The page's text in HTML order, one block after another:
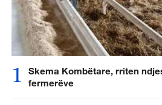
1
Skema Kombëtare, rriten
fermerëve